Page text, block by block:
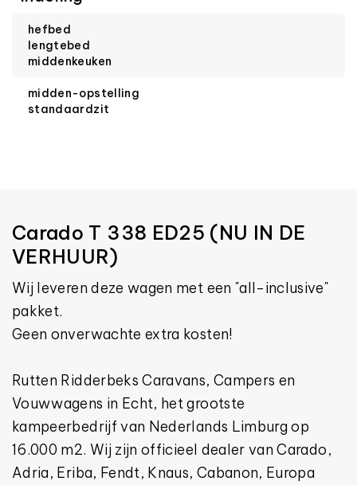
hefbed
lengtebed
middenkeuken
midden-opstelling
standaardzit
Carado T 338 ED25 (NU IN DE
VERHUUR)
Wij leveren deze wagen met een "all-inclusive"
pakket.
Geen onverwachte extra kosten!
Rutten Ridderbeks Caravans, Campers en
Vouwwagens in Echt, het grootste
kampeerbedrijf van Nederlands Limburg op
16.000 m2. Wij zijn officieel dealer van Carado,
Adria, Eriba, Fendt, Knaus, Cabanon, Europa